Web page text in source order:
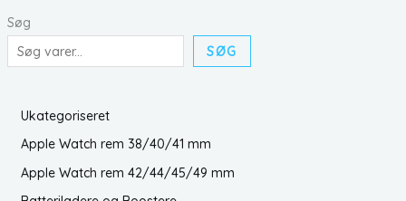
Søg
SØG
Ukategoriseret
Apple Watch rem 38/40/41 mm
Apple Watch rem 42/44/45/49 mm